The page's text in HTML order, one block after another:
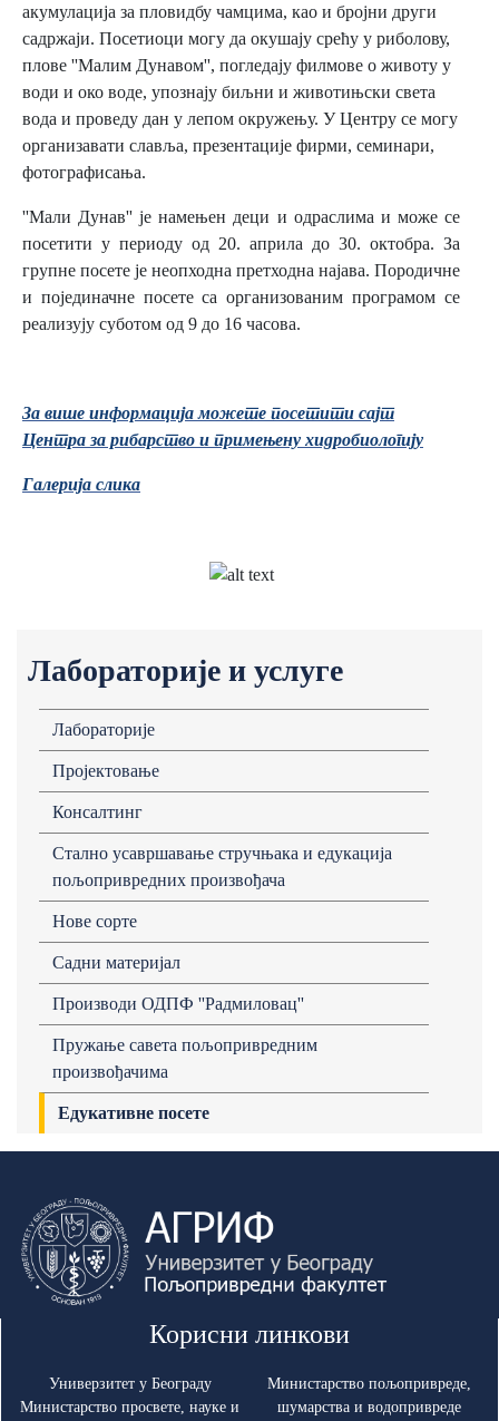
Лабораторије и услуге
Лабораторије
Пројектовање
Консалтинг
Стално усавршавање стручњака и едукација
пољопривредних произвођача
Нове сорте
Садни материјал
Производи ОДПФ ''Радмиловац''
Пружање савета пољопривредним
произвођачима
Едукативне посете
акумулација за пловидбу чамцима, као и бројни други
садржаји. Посетиоци могу да окушају срећу у риболову,
плове ''Малим Дунавом'', погледају филмове о животу у
води и око воде, упознају биљни и животињски света
вода и проведу дан у лепом окружењу. У Центру се могу
организавати славља, презентације фирми, семинари,
фотографисања.
''Мали Дунав'' је намењен деци и одраслима и може се
посетити у периоду од 20. априла до 30. октобра. За
групне посете је неопходна претходна најава. Породичне
и појединачне посете са организованим програмом се
реализују суботом од 9 до 16 часова.
За више информација можете посетити сајт
Центра за рибарство и примењену хидробиологију
Галерија слика
Корисни линкови
Универзитет у Београду
Министарство просвете, науке и
Министарство пољопривреде,
шумарства и водопривреде